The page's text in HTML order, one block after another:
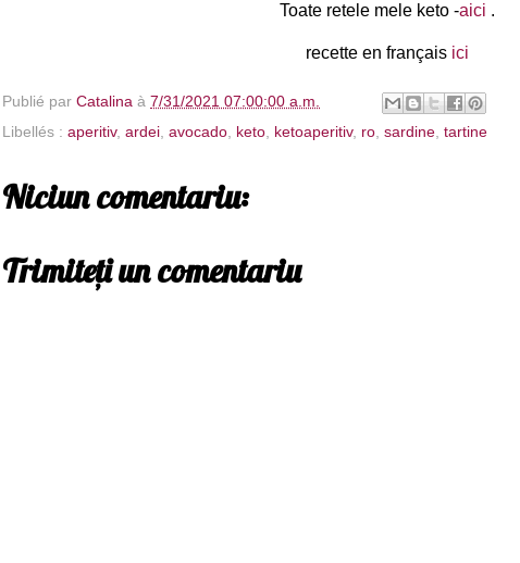
Toate retele mele keto -aici .
recette en français ici
Publié par Catalina à 7/31/2021 07:00:00 a.m.
Libellés : aperitiv, ardei, avocado, keto, ketoaperitiv, ro, sardine, tartine
Niciun comentariu:
Trimiteți un comentariu